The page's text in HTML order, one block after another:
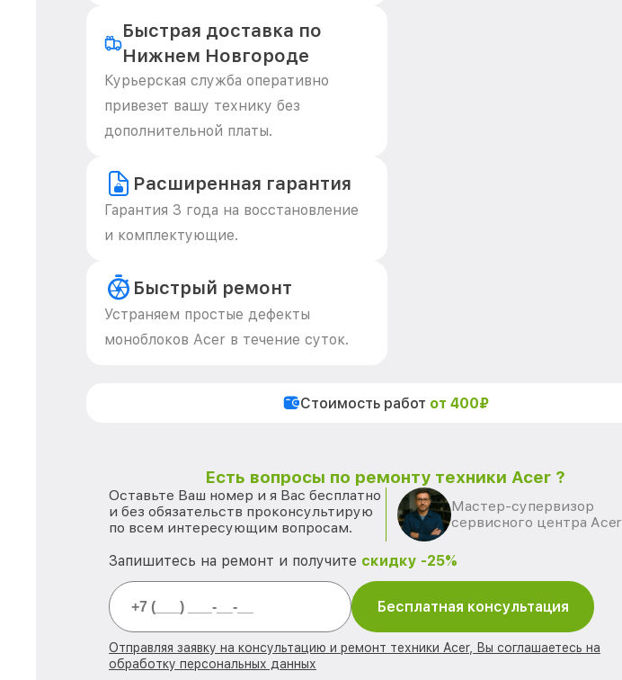
Быстрая доставка по
Нижнем Новгороде
Курьерская служба оперативно
привезет вашу технику без
дополнительной платы.
Расширенная гарантия
Гарантия 3 года на восстановление
и комплектующие.
Быстрый ремонт
Устраняем простые дефекты
моноблоков Acer в течение суток.
Стоимость работ от 400₽
Есть вопросы по ремонту техники Acer ?
Оставьте Ваш номер и я Вас бесплатно
и без обязательств проконсультирую
по всем интересующим вопросам.
Мастер-супервизор
сервисного центра Acer
Запишитесь на ремонт и получите скидку -25%
Бесплатная консультация
Отправляя заявку на консультацию и ремонт техники Acer, Вы соглашаетесь на
обработку персональных данных